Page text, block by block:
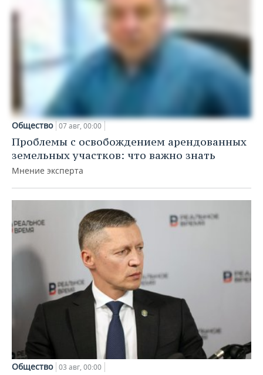
Общество 07 авг, 00:00
Проблемы с освобождением арендованных
земельных участков: что важно знать
Мнение эксперта
Общество 03 авг, 00:00